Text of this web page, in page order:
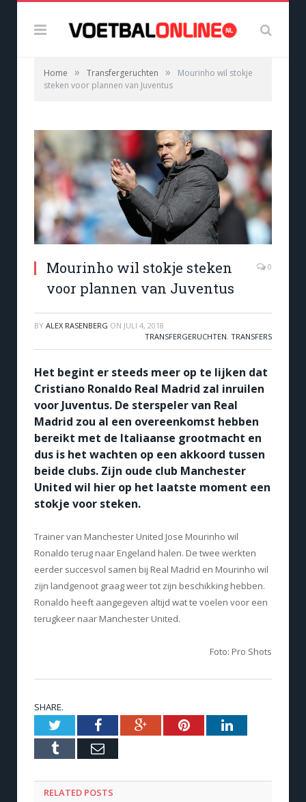
Home » Transfergeruchten »
Mourinho wil stokje
steken voor plannen van Juventus
Mourinho wil stokje steken
voor plannen van Juventus
0
BY ALEX RASENBERG ON JULI 4, 2018
TRANSFERGERUCHTEN, TRANSFERS
Het begint er steeds meer op te lijken dat
Cristiano Ronaldo Real Madrid zal inruilen
voor Juventus. De sterspeler van Real
Madrid zou al een overeenkomst hebben
bereikt met de Italiaanse grootmacht en
dus is het wachten op een akkoord tussen
beide clubs. Zijn oude club Manchester
United wil hier op het laatste moment een
stokje voor steken.
Trainer van Manchester United Jose Mourinho wil
Ronaldo terug naar Engeland halen. De twee werkten
eerder succesvol samen bij Real Madrid en Mourinho wil
zijn landgenoot graag weer tot zijn beschikking hebben.
Ronaldo heeft aangegeven altijd wat te voelen voor een
terugkeer naar Manchester United.
Foto: Pro Shots
SHARE.
TwitterFacebookGoogle+PinterestLinkedIn
Tumblr Email
RELATED POSTS